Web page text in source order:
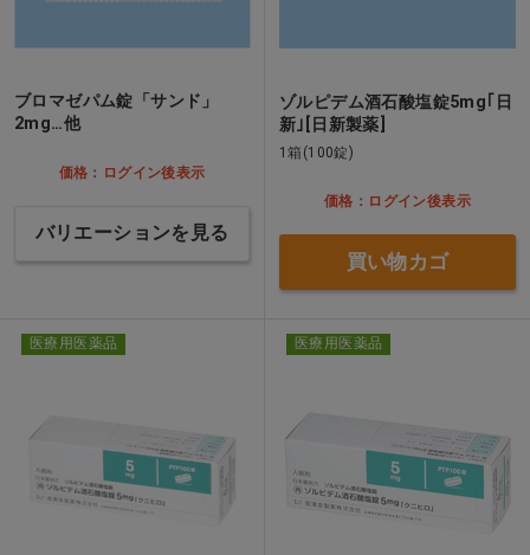
ブロマゼパム錠「サンド」
2mg…他
価格：ログイン後表示
バリエーションを見る
ゾルピデム酒石酸塩錠5mg｢日
新｣[日新製薬]
1箱(100錠)
価格：ログイン後表示
買い物カゴ
医療用医薬品 医療用医薬品